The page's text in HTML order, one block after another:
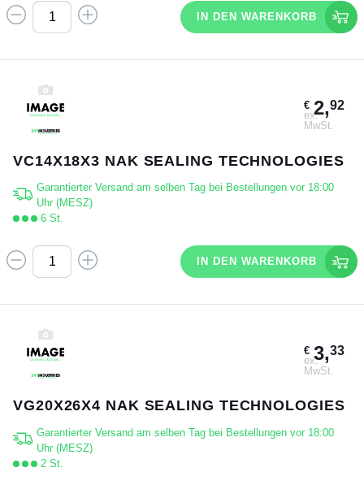
IN DEN WARENKORB
€2,92
ex.
MwSt.
VC14X18X3 NAK SEALING TECHNOLOGIES
Garantierter Versand am selben Tag bei Bestellungen vor 18:00
Uhr (MESZ)
6 St.
IN DEN WARENKORB
€3,33
ex.
MwSt.
VG20X26X4 NAK SEALING TECHNOLOGIES
Garantierter Versand am selben Tag bei Bestellungen vor 18:00
Uhr (MESZ)
2 St.